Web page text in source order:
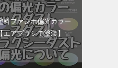
料ファレホ偏光カラー
アブラシで塗装】